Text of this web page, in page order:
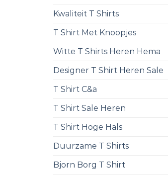
Kwaliteit T Shirts
T Shirt Met Knoopjes
Witte T Shirts Heren Hema
Designer T Shirt Heren Sale
T Shirt C&a
T Shirt Sale Heren
T Shirt Hoge Hals
Duurzame T Shirts
Bjorn Borg T Shirt